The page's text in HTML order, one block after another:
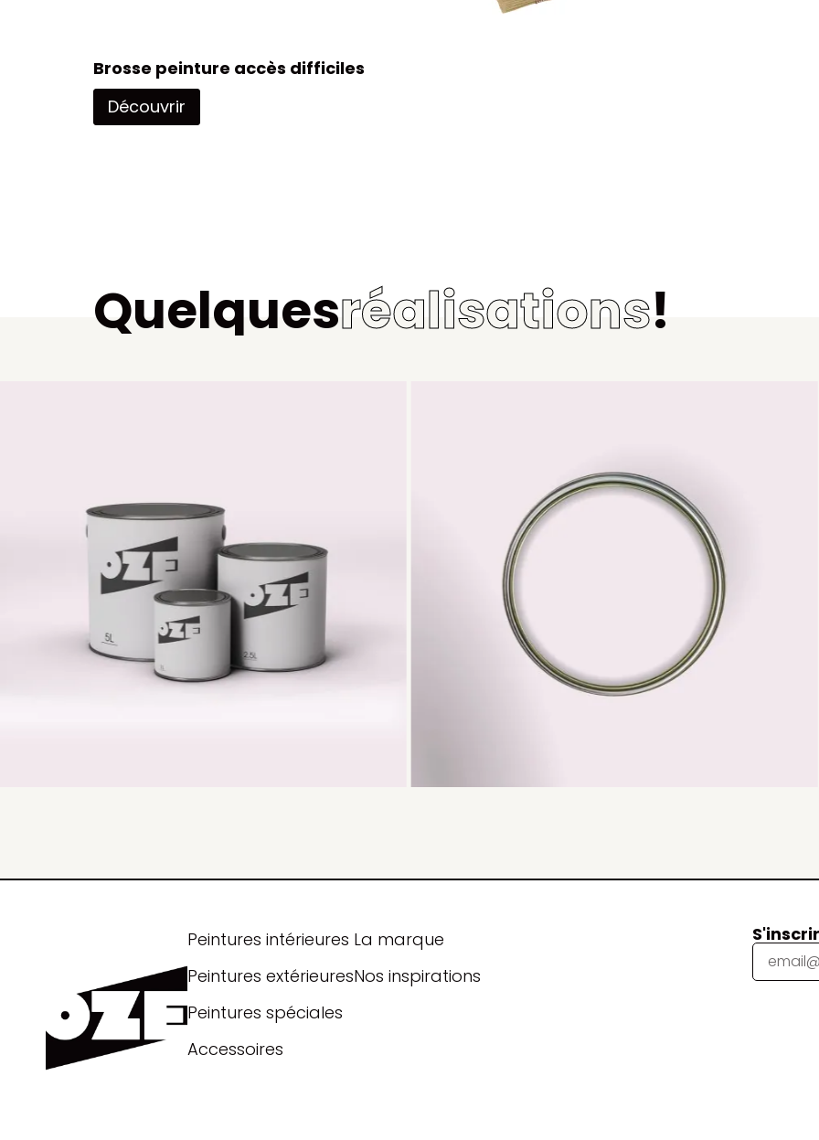
Brosse peinture accès difficiles
Découvrir
Quelquesréalisations!
Peintures intérieures
Peintures extérieures
Peintures spéciales
Accessoires
La marque
Nos inspirations